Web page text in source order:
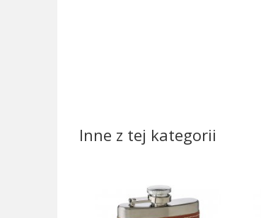
Inne z tej kategorii